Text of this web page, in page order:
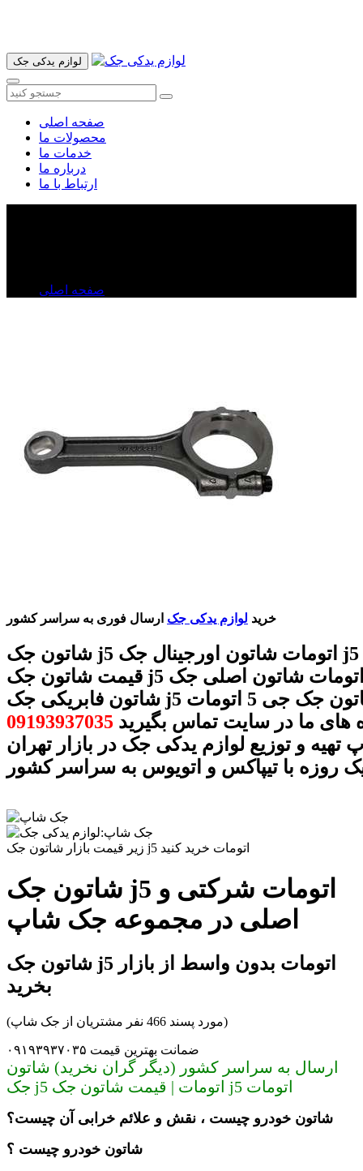
لوازم یدکی جک
صفحه اصلی
محصولات ما
خدمات ما
درباره ما
ارتباط با ما
صفحه اصلی
خرید لوازم یدکی جک ارسال فوری به سراسر کشور
شاتون جک j5 اتومات شاتون اورجینال جک j5 اتومات
قیمت شاتون جک j5 اتومات شاتون اصلی جک j5 اتومات
شاتون فابریکی جک j5 اتومات شاتون جک جی 5 اتومات
های ما در سایت تماس بگیرید 09193937035
و توزیع لوازم یدکی جک در بازار تهران
روزه با تیپاکس و اتویوس به سراسر کشور
زیر قیمت بازار شاتون جک j5 اتومات خرید کنید
شاتون جک j5 اتومات شرکتی و
اصلی در مجموعه جک شاپ
شاتون جک j5 اتومات بدون واسط از بازار
بخرید
(مورد پسند 466 نفر مشتریان از جک شاپ)
ضمانت بهترین قیمت ۰۹۱۹۳۹۳۷۰۳۵
ارسال به سراسر کشور (دیگر گران نخرید) شاتون
جک j5 اتومات | قیمت شاتون جک j5 اتومات
شاتون خودرو چیست ، نقش و علائم خرابی آن چیست؟
شاتون خودرو چیست ؟